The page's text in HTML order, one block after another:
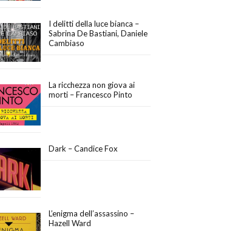
I delitti della luce bianca –
Sabrina De Bastiani, Daniele
Cambiaso
La ricchezza non giova ai
morti – Francesco Pinto
Dark – Candice Fox
L’enigma dell’assassino –
Hazell Ward